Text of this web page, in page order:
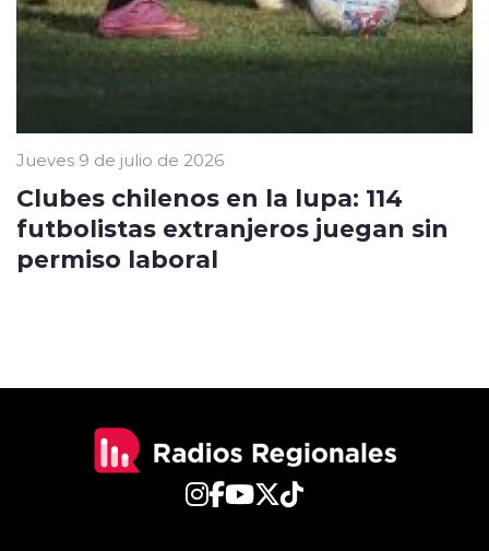
Jueves 9 de julio de 2026
Clubes chilenos en la lupa: 114
futbolistas extranjeros juegan sin
permiso laboral